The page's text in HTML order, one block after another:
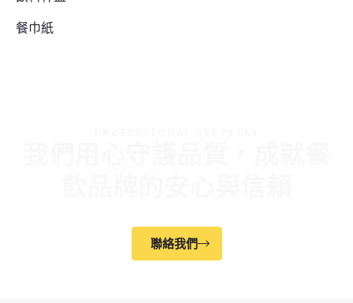
餐巾紙
聯絡我們